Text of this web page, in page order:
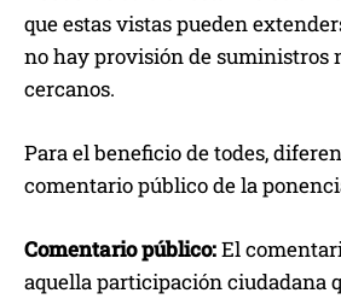
que estas vistas pueden
no hay provisión de suministros
cercanos.
Para el beneficio de todes,
comentario público de la
Comentario público:El
aquella participación ciudadana